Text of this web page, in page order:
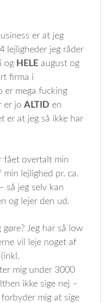
er at jeg
lejligheder jeg råder
og HELE august og
firma i
er mega fucking
er joALTID en
er at jeg så ikke har
fået overtalt min
lejlighed pr. ca.
så jeg selv kan
og lejer den ud.
Jeg har så low
vil leje noget af
mig under 3000
ikke sige nej –
mig at sige